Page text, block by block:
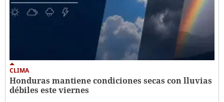
CLIMA
Honduras mantiene condiciones secas con lluvias
débiles este viernes